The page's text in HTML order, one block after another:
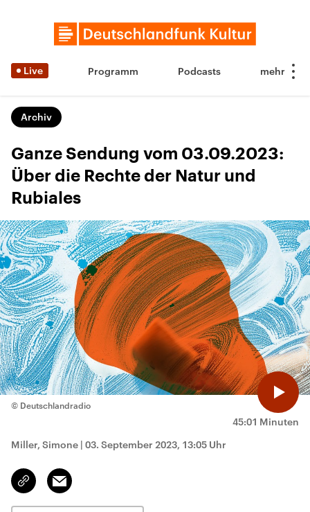
Live Programm Podcasts
Archiv
Ganze Sendung vom 03.09.2023:
Über die Rechte der Natur und
Rubiales
45:01 Minuten
© Deutschlandradio
Miller, Simone | 03. September 2023, 13:05 Uhr
Link
kopieren/teilen
Email